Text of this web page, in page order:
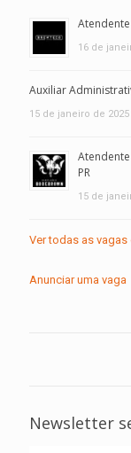
Atendente
16 de
Auxiliar
15 de janeiro de 2025
PR
15 de
Ver todas as
Anunciar uma vaga
Newsletter